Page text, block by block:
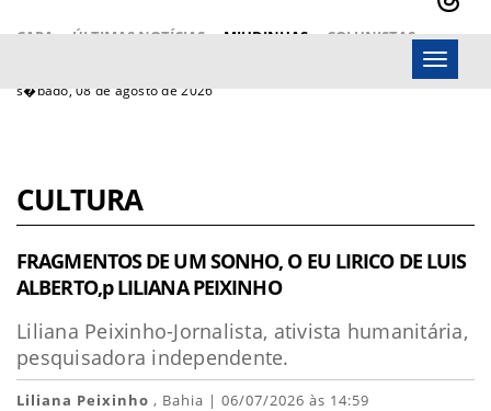
CAPA ÚLTIMAS NOTÍCIAS MIUDINHAS
COLUNISTAS
s�bado, 08 de agosto de 2026
Menu
CULTURA
FRAGMENTOS DE UM SONHO, O EU LIRICO DE LUIS
ALBERTO,p LILIANA PEIXINHO
Liliana Peixinho-Jornalista, ativista humanitária,
pesquisadora independente.
Liliana Peixinho , Bahia | 06/07/2026 às 14:59